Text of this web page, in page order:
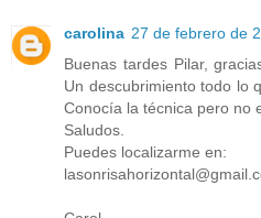
carolina 27 de febrero de
Buenas tardes Pilar,
Un descubrimiento todo lo
Conocía la técnica pero no
Saludos.
Puedes localizarme en: